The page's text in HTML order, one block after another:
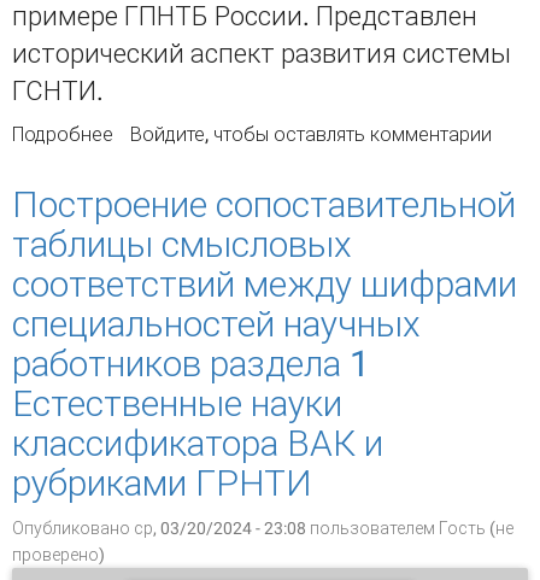
примере ГПНТБ России. Представлен
исторический аспект развития системы
ГСНТИ.
Подробнее о Направления деятельности ГПНТБ России в
политики России
Войдите, чтобы оставлять комментарии
Построение сопоставительной
таблицы смысловых
соответствий между шифрами
специальностей научных
работников раздела 1
Естественные науки
классификатора ВАК и
рубриками ГРНТИ
Опубликовано ср, 03/20/2024 - 23:08 пользователем Гость (не
проверено)